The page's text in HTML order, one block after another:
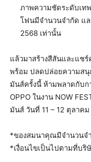
ภาพความชัดระดับเท
โฟนมีจำนวนจำกัด แล
2568 เท่านั้น
แล้วมาสร้างสีสันและแช
พร้อม ปลดปล่อยความสนุ
มันส์ครั้งนี้ ห้ามพลาดกับก
OPPO ในงาน NOW
มันส์ วันที่ 11 – 12 ตุลาค
*ของสมนาคุณมีจำนวนจ
*เงื่อนไขเป็นไปตามที่บ